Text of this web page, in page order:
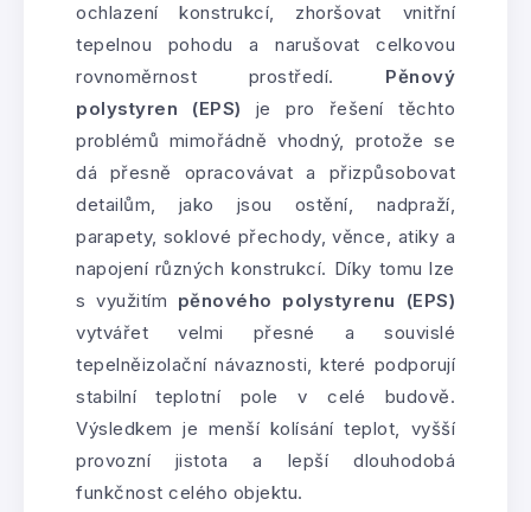
ochlazení konstrukcí, zhoršovat vnitřní
tepelnou pohodu a narušovat celkovou
rovnoměrnost prostředí. Pěnový
polystyren (EPS) je pro řešení těchto
problémů mimořádně vhodný, protože se
dá přesně opracovávat a přizpůsobovat
detailům, jako jsou ostění, nadpraží,
parapety, soklové přechody, věnce, atiky a
napojení různých konstrukcí. Díky tomu lze
s využitím pěnového polystyrenu (EPS)
vytvářet velmi přesné a souvislé
tepelněizolační návaznosti, které podporují
stabilní teplotní pole v celé budově.
Výsledkem je menší kolísání teplot, vyšší
provozní jistota a lepší dlouhodobá
funkčnost celého objektu.